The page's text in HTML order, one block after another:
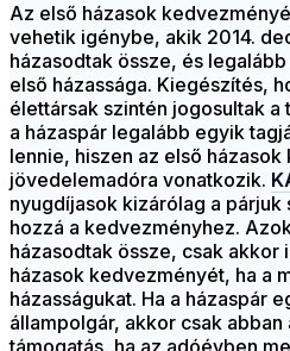
Az első házasok
vehetik igénybe, akik 2014.
házasodtak össze, és
első házassága. Kiegészítés,
élettársak szintén jogosultak a
a házaspár legalább egyik
lennie, hiszen az első
jövedelemadóra vonatkozik.
nyugdíjasok kizárólag a
hozzá a kedvezményhez.
házasodtak össze, csak akkor
házasok kedvezményét, ha a
házasságukat. Ha a házaspár
állampolgár, akkor csak